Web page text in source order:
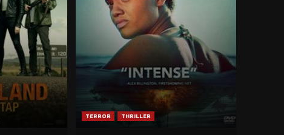
TERROR THRILLER